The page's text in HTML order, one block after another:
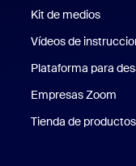
Kit de medios
Vídeos de
Plataforma para
Empresas Zoom
Tienda de